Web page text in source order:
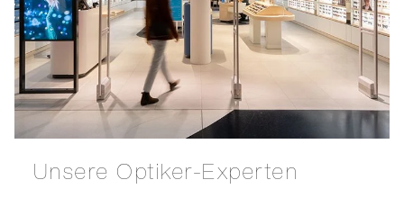
Unsere Optiker-Experten